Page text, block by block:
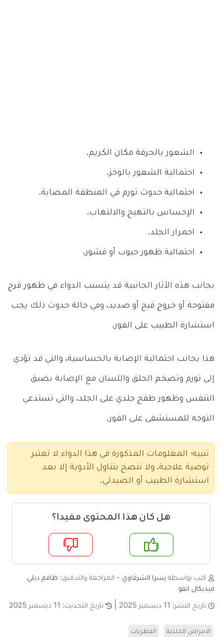
الشعور بالحرفة مكان الكريم.
احتمالية الشعور بالوخز.
احتمالية حدوث تورم في المنطقة المصابة.
الإحساس بالتهيج والالتهاب.
احمرار الجلد.
احتمالية ظهور حبوب أو قشور.
بجانب هذه الآثار الجانبية قد يتسبب الدواء في ظهور قرح
مفتوحة أو خروج قيح أو صديد، وفي حالة حدوث ذلك يجب
استشارة الطبيب على الفور.
هذا بجانب احتمالية الإصابة بالحساسية، والتي قد تؤدي
إلى تورم وتضخم الحلق واللسان مع الإصابة بضيق
التنفس وظهور طفح جلدي على الجلد، والتي تستدعي
التوجه للمستشفى على الفور.
تنبيه؛ المعلومات المذكورة في هذا الدواء لا تعتبر
توصية علاجية، ولا ننصح بتناول الأدوية إلا بعد
استشارة الطبيب أو الصيدلي.
هل كان هذا المحتوى مفيدا؟
لا
كتب بواسطة يسرا الشرقاوي - المراجعة والتدقيق: طاقم ديلي
ميديكال انفو
تاريخ النشر: 11 ديسمبر 2025 تاريخ التحديث: 11 ديسمبر 2025
الامراض الجلدية الفطريات